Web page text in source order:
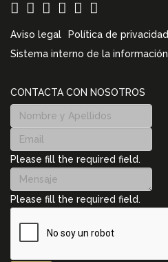
Aviso legal Política de privacidad
Sistema interno de la información
CONTACTA CON NOSOTROS
Please fill the required field.
Please fill the required field.